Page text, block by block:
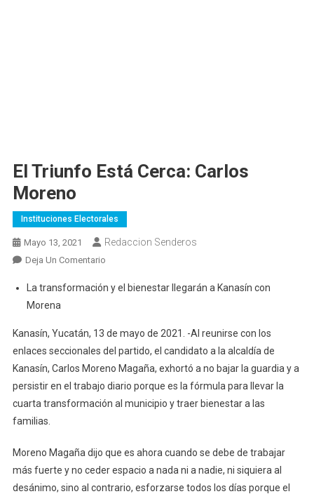
El Triunfo Está Cerca: Carlos
Moreno
Instituciones Electorales
Mayo 13, 2021 Redaccion Senderos
Deja Un ComentarioEn
Triunfo
Carlos
Moreno
La transformación y el bienestar llegarán a Kanasín con
Morena
Kanasín, Yucatán, 13 de mayo de 2021. -Al reunirse con los
enlaces seccionales del partido, el candidato a la alcaldía de
Kanasín, Carlos Moreno Magaña, exhortó a no bajar la guardia y a
persistir en el trabajo diario porque es la fórmula para llevar la
cuarta transformación al municipio y traer bienestar a las
familias.
Moreno Magaña dijo que es ahora cuando se debe de trabajar
más fuerte y no ceder espacio a nada ni a nadie, ni siquiera al
desánimo, sino al contrario, esforzarse todos los días porque el